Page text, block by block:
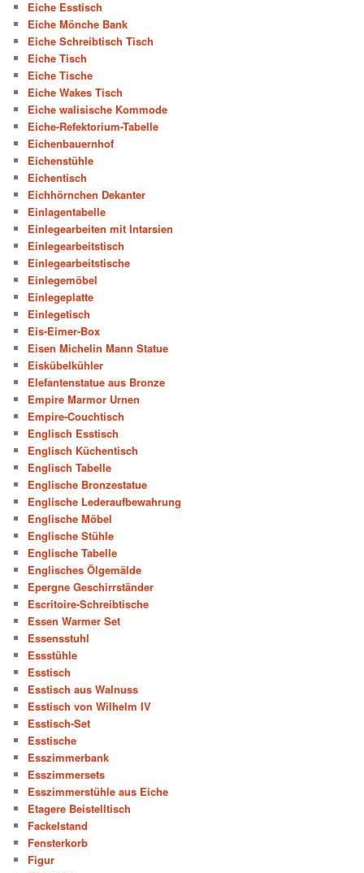
Eiche Esstisch
Eiche Mönche Bank
Eiche Schreibtisch Tisch
Eiche Tisch
Eiche Tische
Eiche Wakes Tisch
Eiche walisische Kommode
Eiche-Refektorium-Tabelle
Eichenbauernhof
Eichenstühle
Eichentisch
Eichhörnchen Dekanter
Einlagentabelle
Einlegearbeiten mit Intarsien
Einlegearbeitstisch
Einlegearbeitstische
Einlegemöbel
Einlegeplatte
Einlegetisch
Eis-Eimer-Box
Eisen Michelin Mann Statue
Eiskübelkühler
Elefantenstatue aus Bronze
Empire Marmor Urnen
Empire-Couchtisch
Englisch Esstisch
Englisch Küchentisch
Englisch Tabelle
Englische Bronzestatue
Englische Lederaufbewahrung
Englische Möbel
Englische Stühle
Englische Tabelle
Englisches Ölgemälde
Epergne Geschirrständer
Escritoire-Schreibtische
Essen Warmer Set
Essensstuhl
Essstühle
Esstisch
Esstisch aus Walnuss
Esstisch von Wilhelm IV
Esstisch-Set
Esstische
Esszimmerbank
Esszimmersets
Esszimmerstühle aus Eiche
Etagere Beistelltisch
Fackelstand
Fensterkorb
Figur